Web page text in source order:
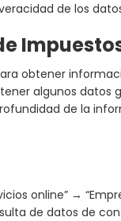
de los
obtener
algunos datos
de la
online” →
de datos de